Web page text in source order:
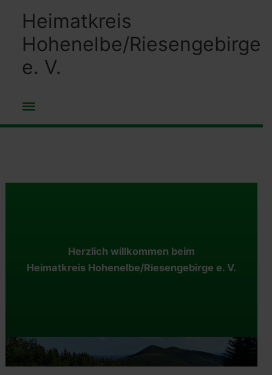
springen
Heimatkreis
Hohenelbe/Riesengebirge
e. V.
Hauptmenü
Herzlich willkommen beim
Heimatkreis Hohenelbe/Riesengebirge e. V.